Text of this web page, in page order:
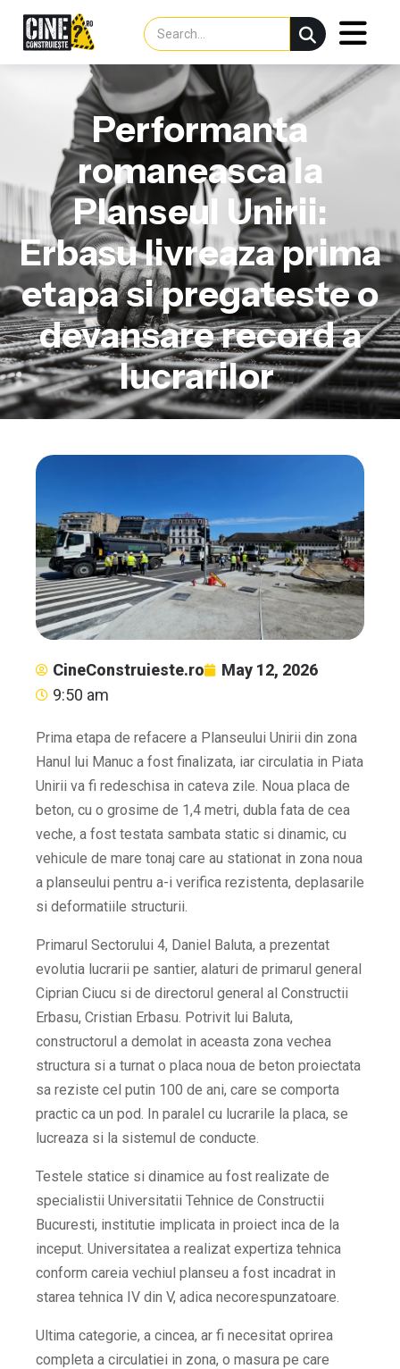
Performanta
romaneasca la
Planseul Unirii:
Erbasu livreaza prima
etapa si pregateste o
devansare record a
lucrarilor
CineConstruieste.ro
May 12, 2026
9:50 am
Prima etapa de refacere a Planseului Unirii din zona
Hanul lui Manuc a fost finalizata, iar circulatia in Piata
Unirii va fi redeschisa in cateva zile. Noua placa de
beton, cu o grosime de 1,4 metri, dubla fata de cea
veche, a fost testata sambata static si dinamic, cu
vehicule de mare tonaj care au stationat in zona noua
a planseului pentru a-i verifica rezistenta, deplasarile
si deformatiile structurii.
Primarul Sectorului 4, Daniel Baluta, a prezentat
evolutia lucrarii pe santier, alaturi de primarul general
Ciprian Ciucu si de directorul general al Constructii
Erbasu, Cristian Erbasu. Potrivit lui Baluta,
constructorul a demolat in aceasta zona vechea
structura si a turnat o placa noua de beton proiectata
sa reziste cel putin 100 de ani, care se comporta
practic ca un pod. In paralel cu lucrarile la placa, se
lucreaza si la sistemul de conducte.
Testele statice si dinamice au fost realizate de
specialistii Universitatii Tehnice de Constructii
Bucuresti, institutie implicata in proiect inca de la
inceput. Universitatea a realizat expertiza tehnica
conform careia vechiul planseu a fost incadrat in
starea tehnica IV din V, adica necorespunzatoare.
Ultima categorie, a cincea, ar fi necesitat oprirea
completa a circulatiei in zona, o masura pe care